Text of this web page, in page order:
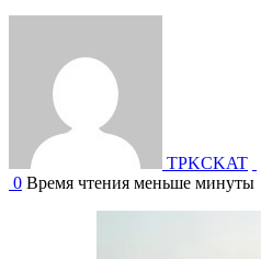
TPKCKAT
0 Время чтения меньше минуты